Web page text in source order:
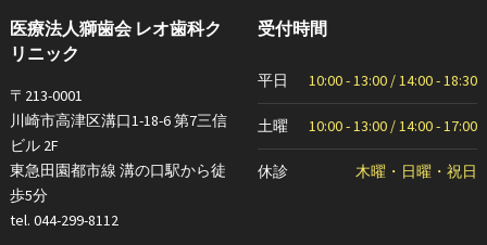
医療法人獅歯会 レオ歯科ク
リニック
〒213-0001
川崎市高津区溝口1-18-6 第7三信
ビル 2F
東急田園都市線 溝の口駅から徒
歩5分
tel. 044-299-8112
受付時間
平日 10:00 - 13:00 / 14:00 - 18:30
土曜 10:00 - 13:00 / 14:00 - 17:00
休診 木曜・日曜・祝日